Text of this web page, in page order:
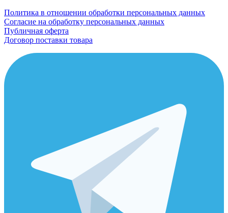
Политика в отношении обработки персональных данных
Согласие на обработку персональных данных
Публичная оферта
Договор поставки товара